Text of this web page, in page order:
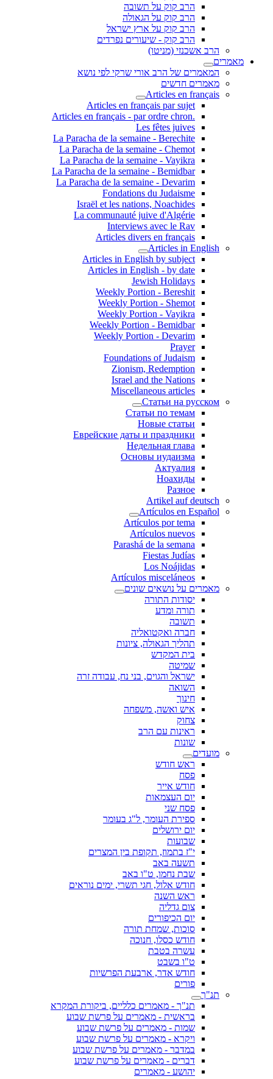
הרב קוק על תשובה
הרב קוק על הגאולה
הרב קוק על ארץ ישראל
הרב קוק - שיעורים נפרדים
הרב אשכנזי (מניטו)
מאמרים
המאמרים של הרב אורי שרקי לפי נושא
מאמרים חדשים
Articles en français
Articles en français par sujet
.Articles en français - par ordre chron
Les fêtes juives
La Paracha de la semaine - Berechite
La Paracha de la semaine - Chemot
La Paracha de la semaine - Vayikra
La Paracha de la semaine - Bemidbar
La Paracha de la semaine - Devarim
Fondations du Judaisme
Israël et les nations, Noachides
La communauté juive d'Algérie
Interviews avec le Rav
Articles divers en français
Articles in English
Articles in English by subject
Articles in English - by date
Jewish Holidays
Weekly Portion - Bereshit
Weekly Portion - Shemot
Weekly Portion - Vayikra
Weekly Portion - Bemidbar
Weekly Portion - Devarim
Prayer
Foundations of Judaism
Zionism, Redemption
Israel and the Nations
Miscellaneous articles
Статьи на русском
Статьи по темам
Новые статьи
Еврейские даты и праздники
Недельная глава
Основы иудаизма
Актуалия
Ноахиды
Разное
Artikel auf deutsch
Artículos en Español
Artículos por tema
Artículos nuevos
Parashá de la semana
Fiestas Judías
Los Noájidas
Artículos misceláneos
מאמרים על נושאים שונים
יסודות התורה
תורה ומדע
תשובה
חברה ואקטואליה
תהליך הגאולה, ציונות
בית המקדש
שמיטה
ישראל והגוים, בני נח, עבודה זרה
השואה
חינוך
איש ואשה, משפחה
צחוק
ראינות עם הרב
שונות
מועדים
ראש חודש
פסח
חודש אייר
יום העצמאות
פסח שני
ספירת העומר, ל"ג בעומר
יום ירושלים
שבועות
י"ז בתמוז, תקופת בין המצרים
תשעה באב
שבת נחמו, ט"ו באב
חודש אלול, חגי תשרי, ימים נוראים
ראש השנה
צום גדליה
יום הכיפורים
סוכות, שמחת תורה
חודש כסלו, חנוכה
עשרה בטבת
ט"ו בשבט
חודש אדר, ארבעת הפרשיות
פורים
תנ"ך
תנ"ך - מאמרים כלליים, ביקורת המקרא
בראשית - מאמרים על פרשת שבוע
שמות - מאמרים על פרשת שבוע
ויקרא - מאמרים על פרשת שבוע
במדבר - מאמרים על פרשת שבוע
דברים - מאמרים על פרשת שבוע
יהושע - מאמרים